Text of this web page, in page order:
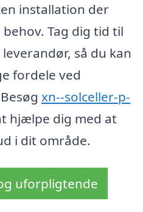
installation der
Tag dig tid til
så du kan
fordele ved
xn--solceller-p-
hjælpe dig med at
i dit område.
uforpligtende